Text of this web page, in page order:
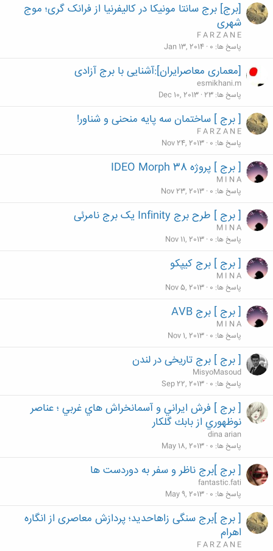
[برج] برج سانتا مونیکا در کالیفرنیا از فرانک گری؛ موج
شهری
F A R Z A N E
پاسخ ها 0
Jan 13, 2014
[معماری معاصرایران]:آشنایی با برج آزادی
esmikhani.m
پاسخ ها 23
Dec 10, 2013
[ برج ] ساختمان سه پایه منحنی و شناور!
F A R Z A N E
پاسخ ها 0
Nov 24, 2013
[ برج ] پروژه IDEO Morph 38
M I N A
پاسخ ها 0
Nov 23, 2013
[ برج ] طرح برج Infinity یک برج نامرئی
M I N A
پاسخ ها 0
Nov 11, 2013
[ برج ] برج کیپکو
M I N A
پاسخ ها 0
Nov 5, 2013
[ برج ] برج AVB
M I N A
پاسخ ها 0
Nov 1, 2013
[ برج ] برج تاریخی در لندن
MisyoMasoud
پاسخ ها 0
Sep 22, 2013
[ برج ] فرش ايراني و آسمانخراش هاي غربي ؛ عناصر
نوظهوري از بابك گلكار
dina arian
پاسخ ها 0
May 18, 2013
[ برج ]برج ناظر و سفر به دوردست ها
fantastic.fati
پاسخ ها 0
May 9, 2013
[ برج ]برج سنگی زاهاحديد؛ پردازش معاصری از انگاره
اهرام
F A R Z A N E